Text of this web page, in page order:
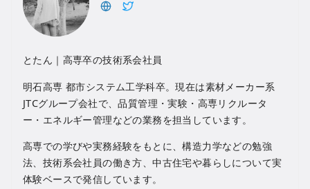
とたん｜高専卒の技術系会社員
明石高専 都市システム工学科卒。現在は素材メーカー系
JTCグループ会社で、品質管理・実験・高専リクルータ
ー・エネルギー管理などの業務を担当しています。
高専での学びや実務経験をもとに、構造力学などの勉強
法、技術系会社員の働き方、中古住宅や暮らしについて実
体験ベースで発信しています。